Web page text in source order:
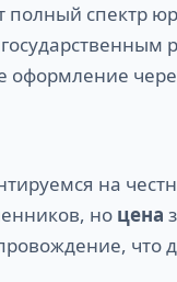
полный спектр
оформление
на
но цена
что